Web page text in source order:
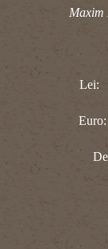
Maxim
Lei: